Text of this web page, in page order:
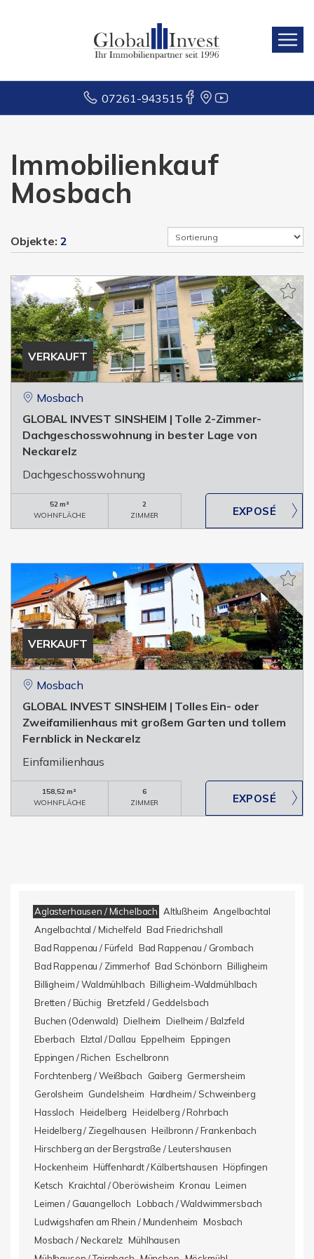
07261-943515
Immobilienkauf
Mosbach
Objekte: 2
VERKAUFT
Mosbach
GLOBAL INVEST SINSHEIM | Tolle 2-Zimmer-
Dachgeschosswohnung in bester Lage von
Neckarelz
Dachgeschosswohnung
52 m²
WOHNFLÄCHE
2
ZIMMER
VERKAUFT
Mosbach
GLOBAL INVEST SINSHEIM | Tolles Ein- oder
Zweifamilienhaus mit großem Garten und tollem
Fernblick in Neckarelz
Einfamilienhaus
158,52 m²
WOHNFLÄCHE
6
ZIMMER
Aglasterhausen / Michelbach Altlußheim Angelbachtal
Angelbachtal / Michelfeld Bad Friedrichshall
Bad Rappenau / Fürfeld Bad Rappenau / Grombach
Bad Rappenau / Zimmerhof Bad Schönborn Billigheim
Billigheim / Waldmühlbach Billigheim-Waldmühlbach
Bretten / Büchig Bretzfeld / Geddelsbach
Buchen (Odenwald) Dielheim Dielheim / Balzfeld
Eberbach Elztal / Dallau Eppelheim Eppingen
Eppingen / Richen Eschelbronn
Forchtenberg / Weißbach
Gaiberg Germersheim
Gerolsheim Gundelsheim Hardheim / Schweinberg
Hassloch Heidelberg Heidelberg / Rohrbach
Heidelberg / Ziegelhausen Heilbronn / Frankenbach
Hirschberg an der Bergstraße / Leutershausen
Hockenheim Hüffenhardt / Kälbertshausen Höpfingen
Ketsch Kraichtal / Oberöwisheim Kronau Leimen
Leimen / Gauangelloch Lobbach / Waldwimmersbach
Ludwigshafen am Rhein / Mundenheim Mosbach
Mosbach / Neckarelz Mühlhausen